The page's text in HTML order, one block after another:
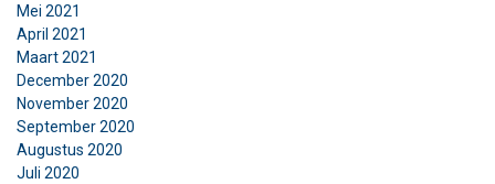
Mei 2021
April 2021
Maart 2021
December 2020
November 2020
September 2020
Augustus 2020
Juli 2020